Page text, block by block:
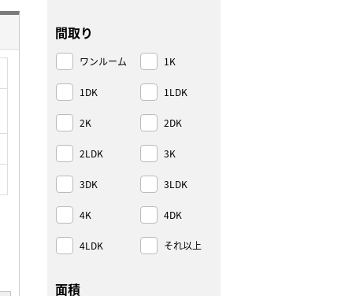
間取り
ワンルーム 1K
1DK 1LDK
2K 2DK
2LDK 3K
3DK 3LDK
4K 4DK
4LDK それ以上
面積